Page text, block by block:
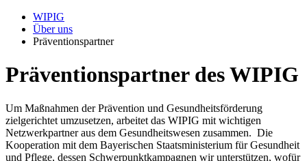
WIPIG
Über uns
Präventionspartner
Präventionspartner des WIPIG
Um Maßnahmen der Prävention und Gesundheitsförderung
zielgerichtet umzusetzen, arbeitet das WIPIG mit wichtigen
Netzwerkpartner aus dem Gesundheitswesen zusammen. Die
Kooperation mit dem Bayerischen Staatsministerium für Gesundheit
und Pflege, dessen Schwerpunktkampagnen wir unterstützen, wofür